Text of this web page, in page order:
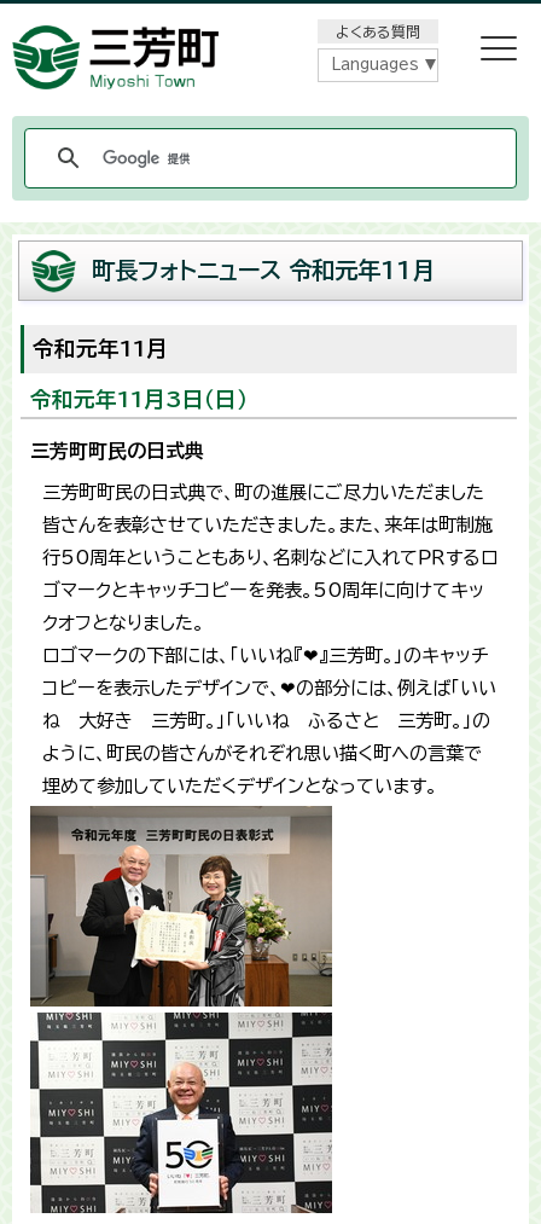
よくある質問
Languages
町長フォトニュース 令和元年11月
令和元年11月
令和元年11月3日（日）
三芳町町民の日式典
三芳町町民の日式典で、町の進展にご尽力いただました
皆さんを表彰させていただきました。また、来年は町制施
行50周年ということもあり、名刺などに入れてＰＲするロ
ゴマークとキャッチコピーを発表。50周年に向けてキッ
クオフとなりました。
ロゴマークの下部には、「いいね『❤』三芳町。」のキャッチ
コピーを表示したデザインで、❤の部分には、例えば「いい
ね 大好き 三芳町。」「いいね ふるさと 三芳町。」の
ように、町民の皆さんがそれぞれ思い描く町への言葉で
埋めて参加していただくデザインとなっています。